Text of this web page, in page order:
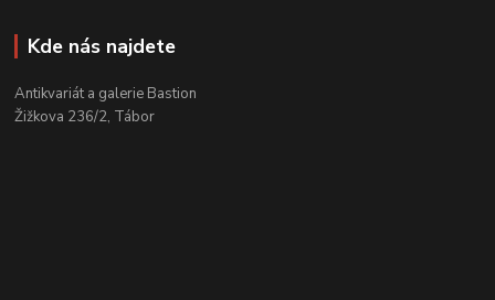
Kde nás najdete
Antikvariát a galerie Bastion
Žižkova 236/2, Tábor